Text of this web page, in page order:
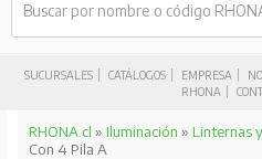
SUCURSALES CATÁLOGOS EMPRESA
RHONA
RHONA.cl » Iluminación » Linternas
Con 4 Pila A